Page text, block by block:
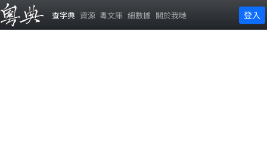
查字典 資源 粵文庫 細數據 關於我哋 登入